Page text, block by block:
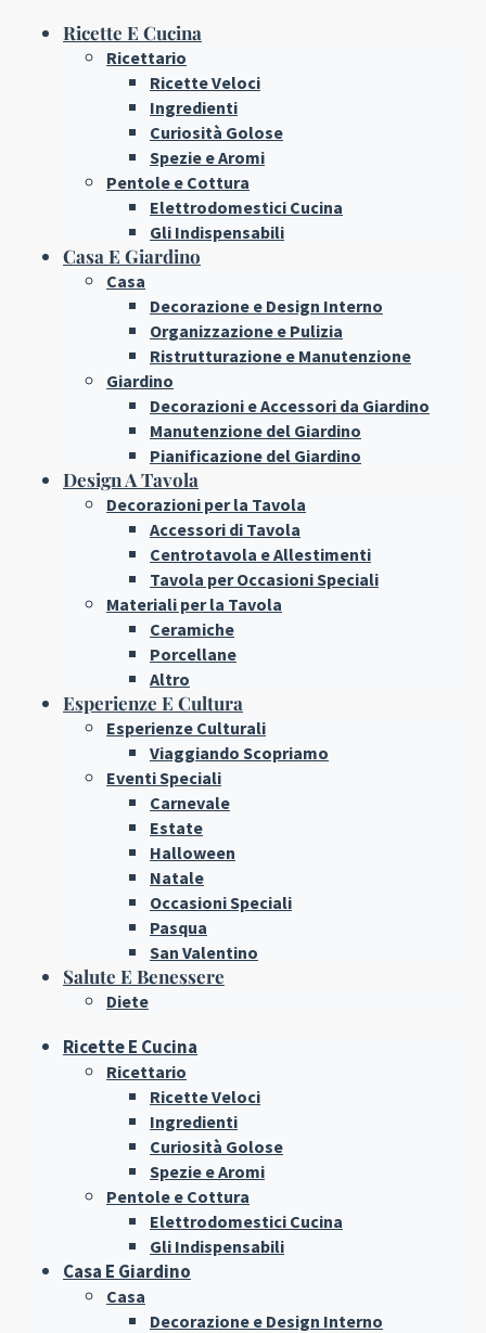
Ricette E Cucina
Ricettario
Ricette Veloci
Ingredienti
Curiosità Golose
Spezie e Aromi
Pentole e Cottura
Elettrodomestici Cucina
Gli Indispensabili
Casa E Giardino
Casa
Decorazione e Design Interno
Organizzazione e Pulizia
Ristrutturazione e Manutenzione
Giardino
Decorazioni e Accessori da Giardino
Manutenzione del Giardino
Pianificazione del Giardino
Design A Tavola
Decorazioni per la Tavola
Accessori di Tavola
Centrotavola e Allestimenti
Tavola per Occasioni Speciali
Materiali per la Tavola
Ceramiche
Porcellane
Altro
Esperienze E Cultura
Esperienze Culturali
Viaggiando Scopriamo
Eventi Speciali
Carnevale
Estate
Halloween
Natale
Occasioni Speciali
Pasqua
San Valentino
Salute E Benessere
Diete
Ricette E Cucina
Ricettario
Ricette Veloci
Ingredienti
Curiosità Golose
Spezie e Aromi
Pentole e Cottura
Elettrodomestici Cucina
Gli Indispensabili
Casa E Giardino
Casa
Decorazione e Design Interno